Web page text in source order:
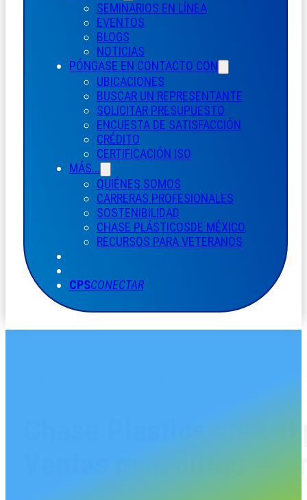
SEMINARIOS EN LÍNEA
EVENTOS
BLOGS
NOTICIAS
PÓNGASE EN CONTACTO CON
UBICACIONES
BUSCAR UN REPRESENTANTE
SOLICITAR PRESUPUESTO
ENCUESTA DE SATISFACCIÓN
CRÉDITO
CERTIFICACIÓN ISO
MÁS...
QUIÉNES SOMOS
CARRERAS PROFESIONALES
SOSTENIBILIDAD
CHASE PLÁSTICOSDE MÉXICO
RECURSOS PARA VETERANOS
CPSCONECTAR
Chase Plastics crea
Ventas para dirigir el